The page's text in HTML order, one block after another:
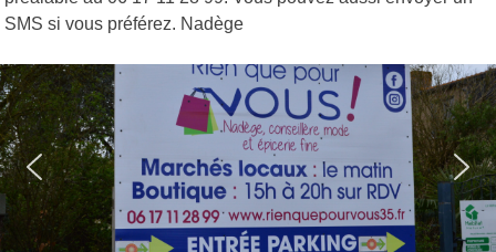
SMS si vous préférez. Nadège